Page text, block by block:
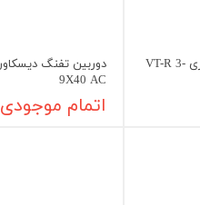
دوربین تفنگ دیسکاوری VT-R 3-
9X40 AC
اتمام موجودی